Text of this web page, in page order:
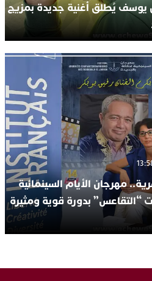
يوسف يُطلق أغنية جديدة بمزيج
مهرجان الأيام السينمائية
“التقاعس” بدورة قوية ومثيرة